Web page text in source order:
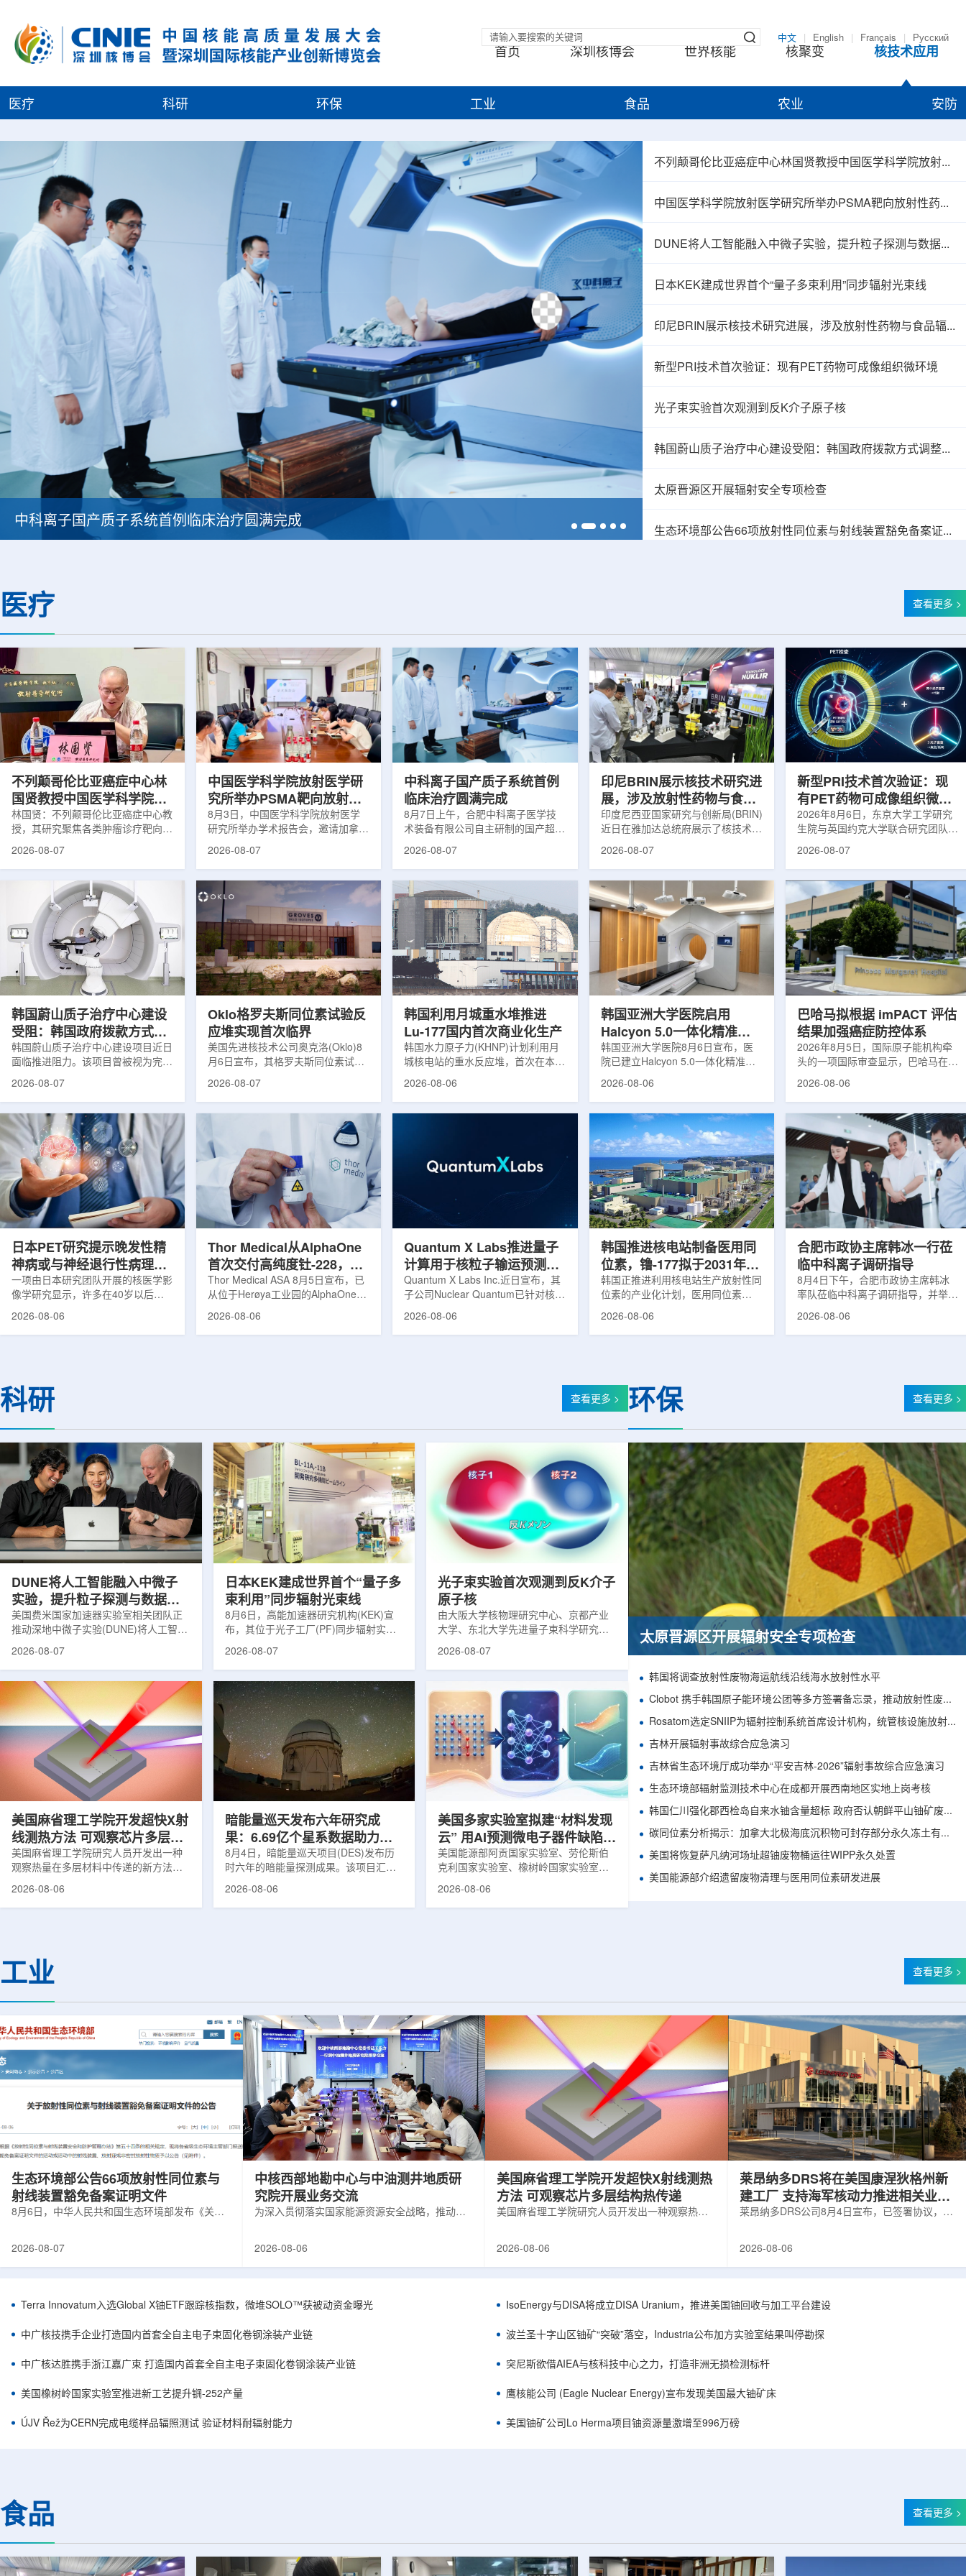
中文 English Français Русский
首页 深圳核博会 世界核能 核聚变 核技术应用
医疗 科研 环保 工业 食品 农业 安防
中科离子国产质子系统首例临床治疗圆满完成 韩国忠清北道上半年农水产品放射性检测结果达
不列颠哥伦比亚癌症中心林国贤教授中国医学科学院放射医学研究所开展学术交流
中国医学科学院放射医学研究所举办PSMA靶向放射性药物学术报告会
DUNE将人工智能融入中微子实验，提升粒子探测与数据处理能力
日本KEK建成世界首个“量子多束利用”同步辐射光束线
印尼BRIN展示核技术研究进展，涉及放射性药物与食品辐照应用
新型PRI技术首次验证：现有PET药物可成像组织微环境
光子束实验首次观测到反K介子原子核
韩国蔚山质子治疗中心建设受阻：韩国政府拨款方式调整影响项目推进
太原晋源区开展辐射安全专项检查
生态环境部公告66项放射性同位素与射线装置豁免备案证明文件
医疗 查看更多 >
不列颠哥伦比亚癌症中心林
国贤教授中国医学科学院放
射医学研究所开展学术交流
林国贤：不列颠哥伦比亚癌症中心教
授，其研究聚焦各类肿瘤诊疗靶向放
射性药物开发，迄今已主导/参与发
完成自研7款放射性药物的临床转
化，用于多种肿瘤诊疗。报告会上，
林国贤教授基于其团队多年的前沿探
索，系统梳理了针对前列腺癌靶点
PSMA的核药相关研究进展：一是F-
18标记PSMA靶向PET显像剂的分子
设计与临床优势;二是通过理性优化
分子结构，大幅提高Lu-177标记治
2026-08-07
中国医学科学院放射医学研
究所举办PSMA靶向放射性
药物学术报告会
8月3日，中国医学科学院放射医学
研究所举办学术报告会，邀请加拿大
温哥华不列颠哥伦比亚癌症中心林国
性药物开发》的学术报告。报告会采
取线上线下结合方式举行，放射所部
分科研人员和研究生参加。林国贤教
授长期从事肿瘤诊疗靶向放射性药物
开发研究，已主导或参与发表135余
篇同行评议期刊论文，提交30余项
放射性药物相关专利申请，并完成7
款自研放射性药物的临床转化，应用
2026-08-07
中科离子国产质子系统首例
临床治疗圆满完成
8月7日上午，合肥中科离子医学技
术装备有限公司自主研制的国产超导
回旋质子治疗系统，在合肥离子医学
治疗系统的重要突破。本例受试者为
肺癌患者。试验所用的超导质子治疗
系统，搭载中科离子自主研发的
SC240超导回旋加速器，具有超大照
射野、360°全周束流配送能力。治
疗全程依托多模融合4D图像引导精
准定位，能实现动态适配、精准治
疗。设备运行平稳低噪，治疗控制软
2026-08-07
印尼BRIN展示核技术研究进
展，涉及放射性药物与食品
辐照应用
印度尼西亚国家研究与创新局(BRIN)
近日在雅加达总统府展示了核技术研
究成果。BRIN局长阿里夫·萨特里亚
粮食和健康等领域。在健康领域，
BRIN正在开发用于核医学的放射性
药物。这类药物含有放射性物质，可
用于癌症诊断和治疗。阿里夫表示，
放射性药物研发对癌症识别和治疗具
有重要意义。在食品领域，BRIN将
核技术用于食品保鲜，重点包括出口
水果的辐照处理。阿里夫介绍，一些
2026-08-07
新型PRI技术首次验证：现
有PET药物可成像组织微环
境
2026年8月6日，东京大学工学研究
生院与英国约克大学联合研究团队宣
布，已建立一种利用正电子三光子衰
该方法可结合现有临床PET显像剂使
用，有望为核医学影像提供观察组织
微环境的新手段。利用正电子-3光子
衰变的下一代核医学成像概念图目前
临床PET扫描主要利用正电子双光子
湮灭过程显示药物在体内的分布和积
累情况，但对组织缺氧等与疾病恶性
程度相关的微环境信息捕捉有限。...
2026-08-07
韩国蔚山质子治疗中心建设
受阻：韩国政府拨款方式调
整影响项目推进
韩国蔚山质子治疗中心建设项目近日
面临推进阻力。该项目曾被视为完善
韩国东南部区域癌症治疗体系的关键
的难度明显上升。据蔚山市8月6日
消息，蔚山市已于去年3月完成质子
治疗中心建设可行性研究及基本规划
制定服务，并开始争取国家拨款。不
过，韩国保健福祉部回复称，难以单
独为蔚山市提供大型项目资金。此
前，蔚山市曾计划通过建设质子治疗
中心，构建癌症患者可在区域内完成
2026-08-07
Oklo格罗夫斯同位素试验反
应堆实现首次临界
美国先进核技术公司奥克洛(Oklo)8
月6日宣布，其格罗夫斯同位素试验
反应堆已在低功率状态下实现可控自
格罗夫斯同位素试验反应堆设施(图
片：格罗夫斯)格罗夫斯低功率试验
反应堆位于美国得克萨斯州洛克哈
特，是美国能源部反应堆试点计划下
首个在私人土地上实现临界的反应
堆。根据奥克洛介绍，该设施从未开
发土地起步建设，完成了土建开挖、
工程建设、组件制造或采购、燃料配
2026-08-07
韩国利用月城重水堆推进
Lu-177国内首次商业化生产
韩国水力原子力(KHNP)计划利用月
城核电站的重水反应堆，首次在本土
生产用于癌症治疗的放射性同位素
元化的供应链并缩短运输时间。此次
计划的首要目标是实现镥-177的商业
化生产，预计在2028年进行试生
产，并在2031年开始全面量产。之
后，韩国水力原子力还将扩大生产范
2026-08-06
韩国亚洲大学医院启用
Halcyon 5.0一体化精准放
射治疗方案
韩国亚洲大学医院8月6日宣布，医
院已建立Halcyon 5.0一体化精准放
射治疗解决方案，并开始全面用于患
实时运动管理整合到同一治疗流程
中，用于提升图像引导放射治疗的精
准度和安全性。此次实施方案以
Halcyon系统软件5.0版本为基础，集
成高分辨率锥形束CT成像系统
HyperSight、六自由度患者定位台
Dynamic Couch，以及表面引导放
射治疗系统IDENTIFY。亚洲大学医
2026-08-06
巴哈马拟根据 imPACT 评估
结果加强癌症防控体系
2026年8月5日，国际原子能机构牵
头的一项国际审查显示，巴哈马在加
强癌症治疗服务方面具备进一步提升
治疗效果提出了路线图。巴哈马拿骚
玛格丽特公主医院(图片：Pelow
Media/Adobe Stock)这项 imPACT
评估由国际原子能机构、世界卫生组
织/泛美卫生组织和国际癌症研究机
构共同开展，应巴哈马卫生与健康部
请求进行，重点评估该国癌症防控能
力和实际需求。6月9日至11日，专
2026-08-06
日本PET研究提示晚发性精
神病或与神经退行性病理相
关
一项由日本研究团队开展的核医学影
像学研究显示，许多在40岁以后首
次出现幻觉、妄想等精神病性症状的
踪剂^11C-PiB，以及tau蛋白PET示
踪剂^18F-florzolotau，对受试者大
神病患者中，β-淀粉样蛋白阳性...
2026-08-06
Thor Medical从AlphaOne
首次交付高纯度钍-228，商
业供货启动
Thor Medical ASA 8月5日宣布，已
从位于Herøya工业园的AlphaOne生
产设施完成首批高纯度钍-228(Th-
足靶向α疗法领域对高纯度...
2026-08-06
Quantum X Labs推进量子
计算用于核粒子输运预测模
拟
Quantum X Labs Inc.近日宣布，其
子公司Nuclear Quantum已针对核工
业计算模拟中的一项瓶颈提出新方
效率。Nuclear Quantum此次提出的
学能够直接在量子计算框架中表示和
模拟。...
2026-08-06
韩国推进核电站制备医用同
位素，镥-177拟于2031年商
业化生产
韩国正推进利用核电站生产放射性同
位素的产业化计划，医用同位素
镥-177(Lu-177)被列为首个商业化目
用较广的治疗性放射性同位素，可用
于前列腺癌、神经内分泌肿瘤等疾病
期约为6.6天，从生产、运输到药物
制备和患者给药...
2026-08-06
合肥市政协主席韩冰一行莅
临中科离子调研指导
8月4日下午，合肥市政协主席韩冰
率队莅临中科离子调研指导，并举行
座谈交流。市人大常委会副主任雍凤
经理陈永华，副总经理丁开忠、李
俊、光若怀陪同。韩冰一行详细了解
破、成果转化落地及产业化发展等方
面开...
2026-08-06
科研 查看更多 >
DUNE将人工智能融入中微子
实验，提升粒子探测与数据处
理能力
美国费米国家加速器实验室相关团队正
推动深地中微子实验(DUNE)将人工智能
互作用识别、事件分类和探测器管理能
力。DUNE位于长基线中微子设施，目
前已开始安装大型中微子探测器模块的
结构元件。该实验由近探测器和远探测
器组成：近探测器位于费米实验室，远
探测器设在南达科他州桑福德地下研究
设施地下约1英里处。两个探测器都将采
用液氩时间投影室技术，用于记录中微
2026-08-07
日本KEK建成世界首个“量子多
束利用”同步辐射光束线
8月6日，高能加速器研究机构(KEK)宣
布，其位于光子工厂(PF)同步辐射实验
射线与软X射线两束光束的同步利用。据
介绍，BL-11A和BL-11B由同步辐射学术
基础设施网络合作建设。该网络由大学
联合使用机构及联合使用、联合研究中
心的同步辐射装置组成，定位为科研和
教育基础设施。新光束线的主要特点在
于，可在同一实验条件下同时使用硬X射
线和软X射线，完成过去需要分别开展的
2026-08-07
光子束实验首次观测到反K介子
原子核
由大阪大学核物理研究中心、京都产业
大学、东北大学先进量子束科学研究中
台湾中央研究院和加拿大萨斯喀彻温大
LEPS2/Solenoid合作组，首次利用光子
束实验观测到含有反K介子的原子核。这
一成果为确认反K介子原子核的存在提供
了新的实验证据，也为理解高密度核物
质和中性子星内部结构提供了重要线
索。研究团队在日本兵库县大型同步辐
射设施SP...
2026-08-07
美国麻省理工学院开发超快X射
线测热方法 可观察芯片多层结
构热传递
美国麻省理工学院研究人员开发出一种
观察热量在多层材料中传递的新方法，
可用于精确测量计算机芯片等电子器件
多层结构时存在局限，例如常用的时域
热反射法难以区分不同材料层中的热传
题...
2026-08-06
暗能量巡天发布六年研究成
果：6.69亿个星系数据助力约
束宇宙加速膨胀
8月4日，暗能量巡天项目(DES)发布历
时六年的暗能量探测成果。该项目汇总
形成18篇相关论文，基于2013年至2019
加速...
2026-08-06
美国多家实验室拟建“材料发现
云” 用AI预测微电子器件缺陷影
响
美国能源部阿贡国家实验室、劳伦斯伯
克利国家实验室、橡树岭国家实验室和
西北大学的研究人员正计划开发材料发
工...
2026-08-06
环保 查看更多 >
太原晋源区开展辐射安全专项检查
韩国将调查放射性废物海运航线沿线海水放射性水平
Clobot 携手韩国原子能环境公团等多方签署备忘录，推动放射性废物安全管理多机型机器人示范
Rosatom选定SNIIP为辐射控制系统首席设计机构，统管核设施放射仪表标准化与进口替代保障
吉林开展辐射事故综合应急演习
吉林省生态环境厅成功举办“平安吉林-2026”辐射事故综合应急演习
生态环境部辐射监测技术中心在成都开展西南地区实地上岗考核
韩国仁川强化郡西检岛自来水铀含量超标 政府否认朝鲜平山铀矿废水影响
碳同位素分析揭示：加拿大北极海底沉积物可封存部分永久冻土有机碳
美国将恢复萨凡纳河场址超铀废物桶运往WIPP永久处置
美国能源部介绍遗留废物清理与医用同位素研发进展
工业 查看更多 >
生态环境部公告66项放射性同位素与
射线装置豁免备案证明文件
8月6日，中华人民共和国生态环境部发布《关于
将各省级生态环境主管部门报送的、已获得豁免
置、放射源或非密封放射性物质予以公告。随公
告发布的汇总表共列出66项备案记录，涉及山
东、天津、上海、河北、四川、甘肃、安徽、河
南、辽宁等地相关单位。备案内容涵盖...
2026-08-07
中核西部地勘中心与中油测井地质研
究院开展业务交流
为深入贯彻落实国家能源资源安全战略，推动油
地质研究院，开展专项技术交流研讨。会上，中
内油气测井成套装备、井下探测、岩石物理实
验、智能测井解释、深井探测及多源地质数据解
析等成熟技术体系，并结合实战案例分享了含油
气盆地铀矿勘查经验。王乐力介绍了西部中...
2026-08-06
美国麻省理工学院开发超快X射线测热
方法 可观察芯片多层结构热传递
美国麻省理工学院研究人员开发出一种观察热量
寸不断缩小、功率密度持续提高，器件过热正成
在面对真实电子器件的多层结构时存在局限，例
如常用的时域热反射法难以区分不同材料层中的
热传输情况，红外成像等方法也难以在微小尺度
上捕捉快速变化。为解决这一问题...
2026-08-06
莱昂纳多DRS将在美国康涅狄格州新
建工厂 支持海军核动力推进相关业务
增长
莱昂纳多DRS公司8月4日宣布，已签署协议，将
并为公司在核能领域的后续增长提供空间和基础
尔德帕克里奇路120号，占地约14.1087万平方英
尺。工厂建成后，将整合目前分布在康涅狄格州
丹伯里和贝瑟尔三个地点的业务。该设施预计于
2027年初投入使用，若最终设计和租户装修工...
2026-08-06
Terra Innovatum入选Global X铀ETF跟踪核指数，微堆SOLO™获被动资金曝光
中广核技携手企业打造国内首套全自主电子束固化卷钢涂装产业链
中广核达胜携手浙江嘉广束 打造国内首套全自主电子束固化卷钢涂装产业链
美国橡树岭国家实验室推进新工艺提升锎-252产量
ÚJV Řež为CERN完成电缆样品辐照测试 验证材料耐辐射能力
IsoEnergy与DISA将成立DISA Uranium，推进美国铀回收与加工平台建设
波兰圣十字山区铀矿“突破”落空，Industria公布加方实验室结果叫停勘探
突尼斯欲借AIEA与核科技中心之力，打造非洲无损检测标杆
鹰核能公司 (Eagle Nuclear Energy)宣布发现美国最大铀矿床
美国铀矿公司Lo Herma项目铀资源量激增至996万磅
食品 查看更多 >